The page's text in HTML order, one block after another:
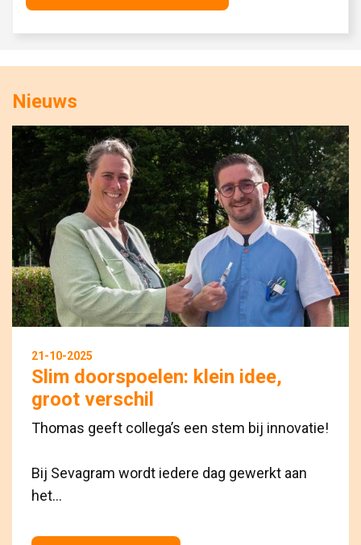
Nieuws
21-10-2025
Slim doorspoelen: klein idee,
groot verschil
Thomas geeft collega’s een stem bij innovatie!
Bij Sevagram wordt iedere dag gewerkt aan
het...